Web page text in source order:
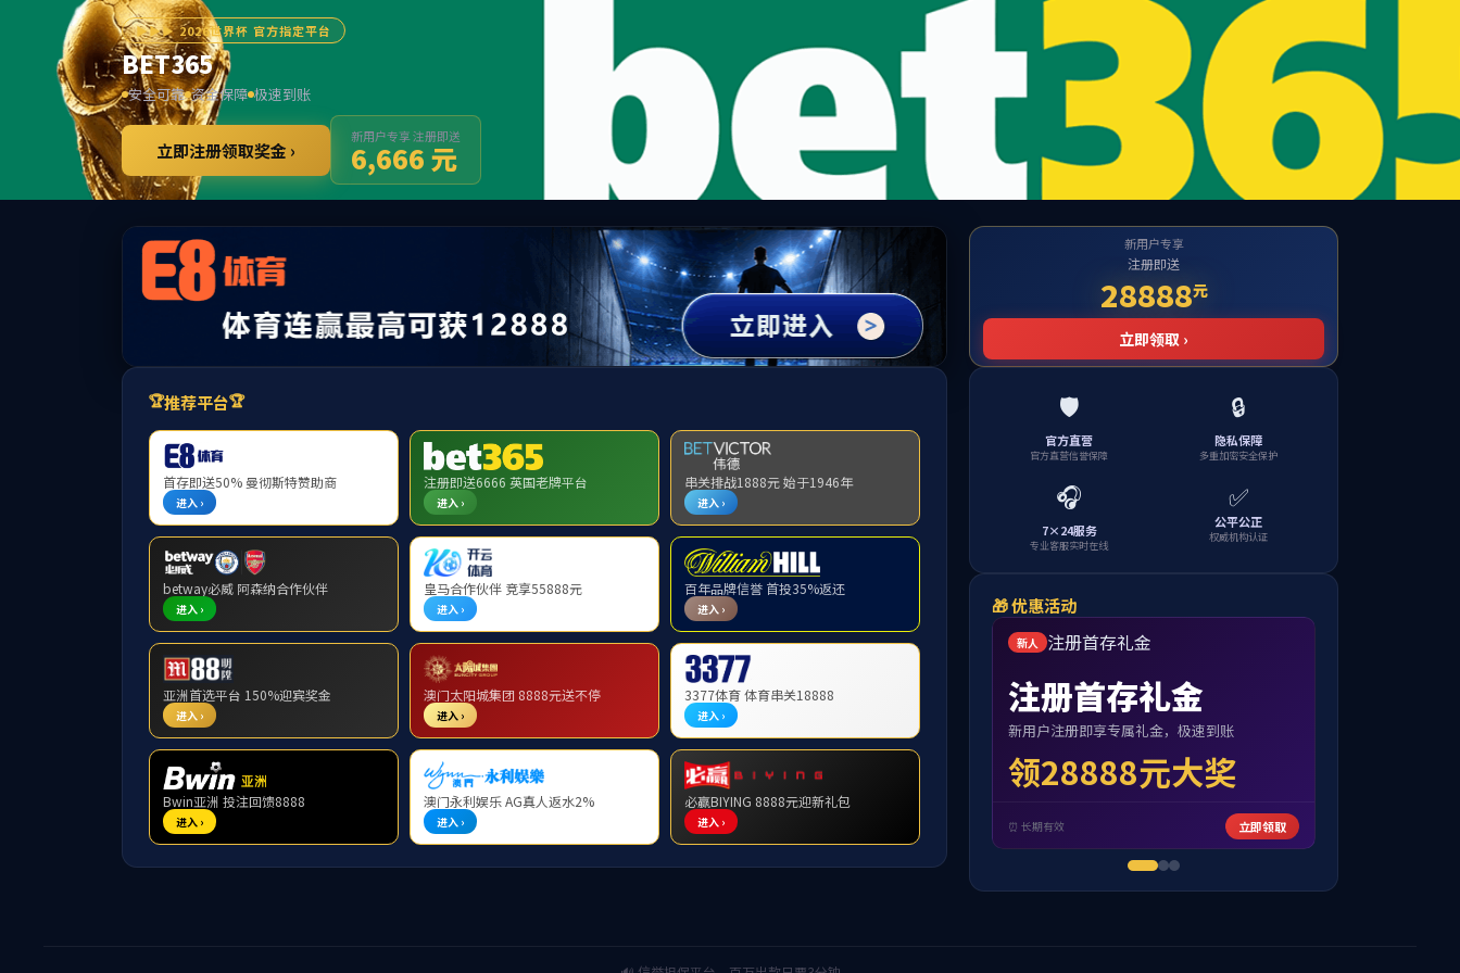
学校主页 领导信箱
学院概况 师资队伍 学科建设 人才培养 科学研究 党建工作 学生工作 校友之家
电化学储能材料与系统协同创新江苏省高校重点实验室
发布者：徐艺玮 发布时间：2024-06-05 浏览次数：